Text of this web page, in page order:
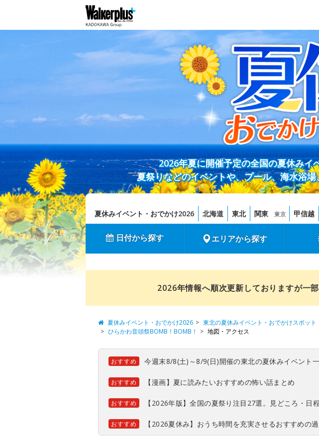
2026年夏に開催予定の全国の夏休みイ
夏祭りなどのイベントや、プール、海水浴
夏休みイベント・おでかけ2026 北海道 東北 関東 東京 甲信越
日付から探す エリアから探す
2026年情報へ順次更新しておりますが一
夏休みイベント・おでかけ2026 東北の夏休みイベント・おでかけスポット
ひらかわ音頭祭BOMB！BOMB！
地図・アクセス
おすすめ 今週末8/8(土)～8/9(日)開催の東北の夏休みイベント
おすすめ 【漫画】夏に読みたいおすすめの怖い話まとめ
おすすめ 【2026年版】全国の夏祭り注目27選。見どころ・日
おすすめ 【2026夏休み】おうち時間を充実させるおすすめの